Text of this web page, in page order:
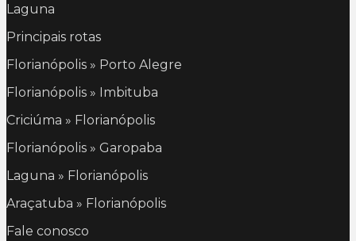
Laguna
Principais rotas
Florianópolis » Porto Alegre
Florianópolis » Imbituba
Criciúma » Florianópolis
Florianópolis » Garopaba
Laguna » Florianópolis
Araçatuba » Florianópolis
Fale conosco